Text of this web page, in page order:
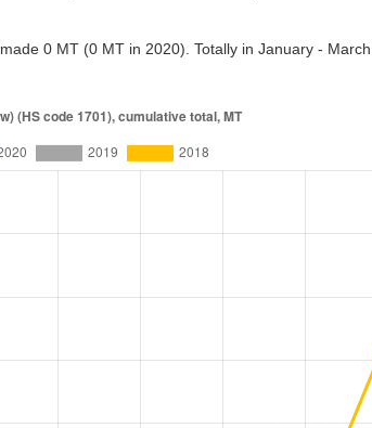
0 MT (0 MT in 2020). Totally in January -